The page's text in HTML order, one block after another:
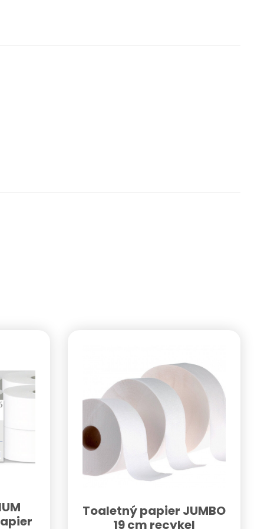
Toaletný papier JUMBO
19 cm recykel